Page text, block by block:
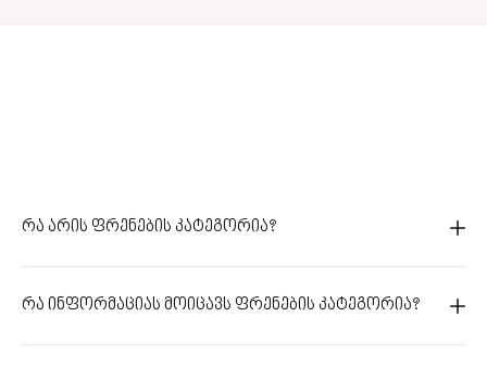
რა არის ფრენების კატეგორია?
რა ინფორმაციას მოიცავს ფრენების კატეგორია?